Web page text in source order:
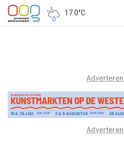
17.0°C